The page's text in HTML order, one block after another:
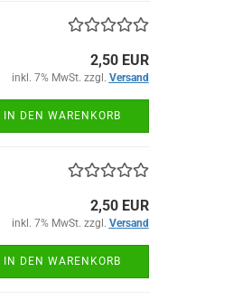
2,50 EUR
inkl. 7% MwSt. zzgl. Versand
IN DEN WARENKORB
2,50 EUR
inkl. 7% MwSt. zzgl. Versand
IN DEN WARENKORB